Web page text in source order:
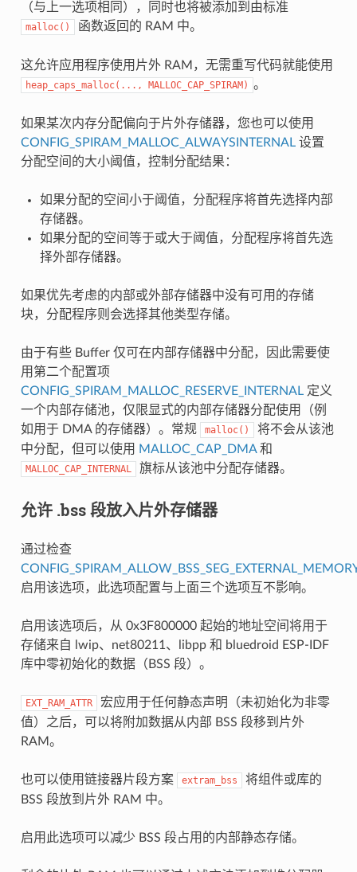
（与上一选项相同），同时也将被添加到由标准
malloc() 函数返回的 RAM 中。
这允许应用程序使用片外 RAM，无需重写代码就能使用
heap_caps_malloc(..., MALLOC_CAP_SPIRAM) 。
如果某次内存分配偏向于片外存储器，您也可以使用
CONFIG_SPIRAM_MALLOC_ALWAYSINTERNAL设置
分配空间的大小阈值，控制分配结果：
如果分配的空间小于阈值，分配程序将首先选择内部
存储器。
如果分配的空间等于或大于阈值，分配程序将首先选
择外部存储器。
如果优先考虑的内部或外部存储器中没有可用的存储
块，分配程序则会选择其他类型存储。
由于有些 Buffer 仅可在内部存储器中分配，因此需要使
用第二个配置项
CONFIG_SPIRAM_MALLOC_RESERVE_INTERNAL定义
一个内部存储池，仅限显式的内部存储器分配使用（例
如用于 DMA 的存储器）。常规
malloc()
将不会从该池
中分配，但可以使用 MALLOC_CAP_DMA和
MALLOC_CAP_INTERNAL 旗标从该池中分配存储器。
允许 .bss 段放入片外存储器
通过检查
启用该选项，此选项配置与上面三个选项互不影响。
启用该选项后，从 0x3F800000 起始的地址空间将用于
存储来自 lwip、net80211、libpp 和 bluedroid ESP-IDF
库中零初始化的数据（BSS 段）。
EXT_RAM_ATTR
宏应用于任何静态声明（未初始化为非零
值）之后，可以将附加数据从内部 BSS 段移到片外
RAM。
也可以使用链接器片段方案 extram_bss
将组件或库的
BSS 段放到片外 RAM 中。
启用此选项可以减少 BSS 段占用的内部静态存储。